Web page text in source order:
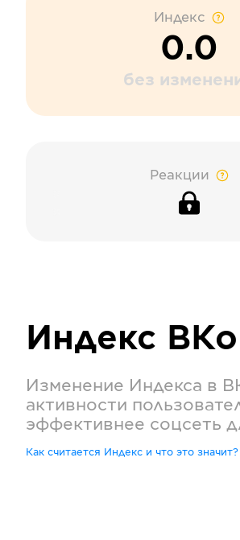
Индекс
0.0
без
Реакции
Индекс
Изменение Индекса в
активности
эффективнее соцсеть
Как считается Индекс и что это значит?